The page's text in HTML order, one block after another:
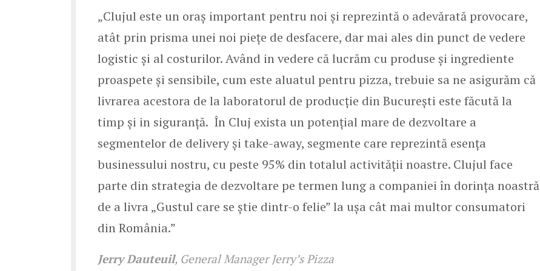
„Clujul este un oraș important pentru noi și reprezintă o adevărată provocare,
atât prin prisma unei noi piețe de desfacere, dar mai ales din punct de vedere
logistic și al costurilor. Având in vedere că lucrăm cu produse și ingrediente
proaspete și sensibile, cum este aluatul pentru pizza, trebuie sa ne asigurăm că
livrarea acestora de la laboratorul de producție din București este făcută la
timp și in siguranță. În Cluj exista un potențial mare de dezvoltare a
segmentelor de delivery și take-away, segmente care reprezintă esența
businessului nostru, cu peste 95% din totalul activității noastre. Clujul face
parte din strategia de dezvoltare pe termen lung a companiei în dorința noastră
de a livra „Gustul care se știe dintr-o felie” la ușa cât mai multor consumatori
din România.”
Jerry Dauteuil, General Manager Jerry’s Pizza